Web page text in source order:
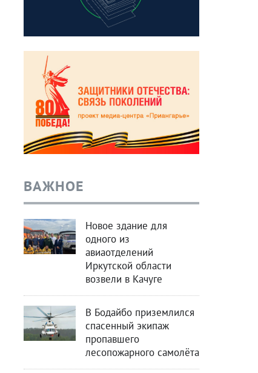
ВАЖНОЕ
Новое здание для
одного из
авиаотделений
Иркутской области
возвели в Качуге
В Бодайбо приземлился
спасенный экипаж
пропавшего
лесопожарного самолёта